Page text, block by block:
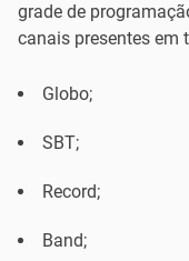
grade de
canais presentes em
Globo;
SBT;
Record;
Band;